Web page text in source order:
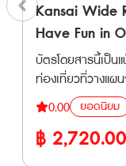
Kansai Wide
Have Fun in
week Free
บัตรโดยสารนี้เป็น
ท่องเที่ยวที่วางแผ
ไซและโอกายามะ
ผู้ใหญ่ อายุ 12 ปีขึ้นไป) โดยประ
บัตรโดยสาร 2 แบบ ได้แก่ •
0.00 ยอดนิยม
฿ 2,720.00